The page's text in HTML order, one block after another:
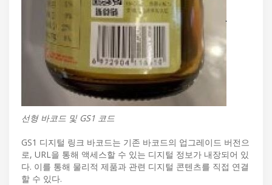
선형 바코드 및 GS1 코드
GS1 디지털 링크 바코드는 기존 바코드의 업그레이드 버전으
로, URL을 통해 액세스할 수 있는 디지털 정보가 내장되어 있
다. 이를 통해 물리적 제품과 관련 디지털 콘텐츠를 직접 연결
할 수 있다.